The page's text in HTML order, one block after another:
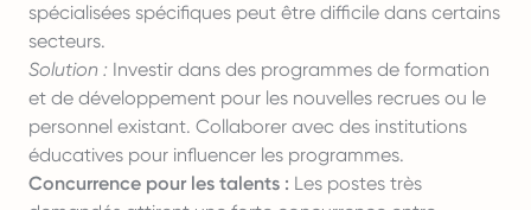
spécialisées spécifiques peut être difficile dans certains
secteurs.
Solution : Investir dans des programmes de formation
et de développement pour les nouvelles recrues ou le
personnel existant. Collaborer avec des institutions
éducatives pour influencer les programmes.
Concurrence pour les talents : Les postes très